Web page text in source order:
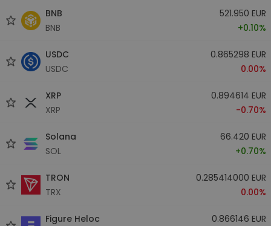
BNB
BNB
521.950 EUR
+0.10%
USDC
USDC
0.865298 EUR
0.00%
XRP
XRP
0.894614 EUR
-0.70%
Solana
SOL
66.420 EUR
+0.70%
TRON
TRX
0.285414000 EUR
0.00%
Figure Heloc
0.866146 EUR